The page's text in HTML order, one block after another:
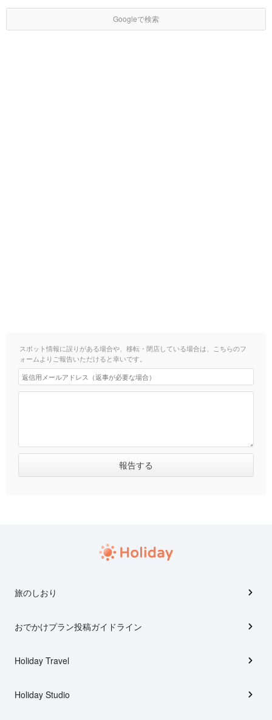
Googleで検索
スポット情報に誤りがある場合や、移転・閉店している場合は、こちらのフ
ォームよりご報告いただけると幸いです。
旅のしおり
おでかけプラン投稿ガイドライン
Holiday Travel
Holiday Studio